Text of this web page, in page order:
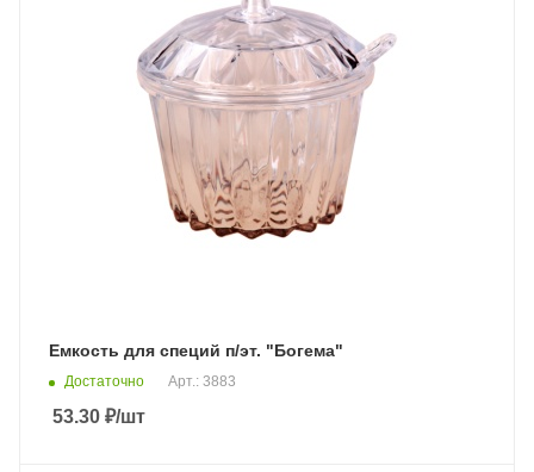
Емкость для специй п/эт. "Богема"
Достаточно Арт.: 3883
53.30 ₽/шт